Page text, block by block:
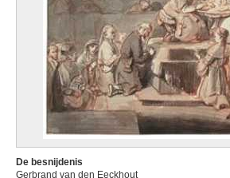
De besnijdenis
Gerbrand van den Eeckhout